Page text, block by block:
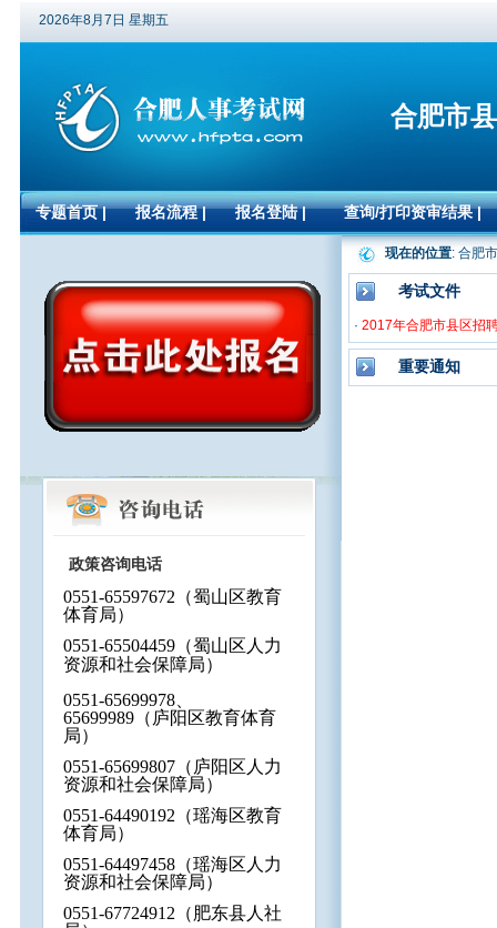
2026年8月7日 星期五
合肥市
专题首页 | 报名流程 | 报名登陆| 查询/打印资审结果|
政策咨询电话
0551-65597672 （蜀山区教育
体育局）
0551-65504459（蜀山区人力
资源和社会保障局）
0551-65699978、
65699989（庐阳区教育体育
局）
0551-65699807（庐阳区人力
资源和社会保障局）
0551-64490192 （瑶海区教育
体育局）
0551-64497458（瑶海区人力
资源和社会保障局）
0551-67724912 （肥东县人社
现在的位置: 合肥
考试文件
· 2017年合肥市县区招
重要通知